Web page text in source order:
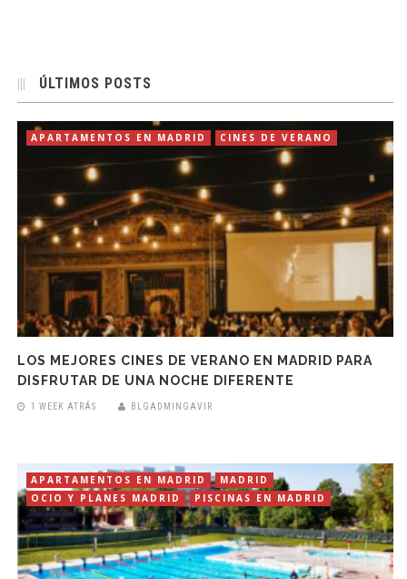
ÚLTIMOS POSTS
APARTAMENTOS EN MADRID CINES DE VERANO
LOS MEJORES CINES DE VERANO EN MADRID PARA
DISFRUTAR DE UNA NOCHE DIFERENTE
1 WEEK ATRÁS BLGADMINGAVIR
APARTAMENTOS EN MADRID
MADRID
OCIO Y PLANES MADRID
PISCINAS EN MADRID